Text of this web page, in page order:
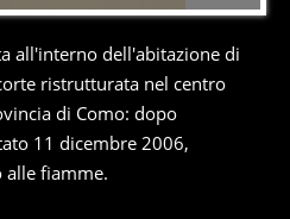
all'interno dell'abitazione di
ristrutturata nel centro
di Como: dopo
11 dicembre 2006,
alle fiamme.